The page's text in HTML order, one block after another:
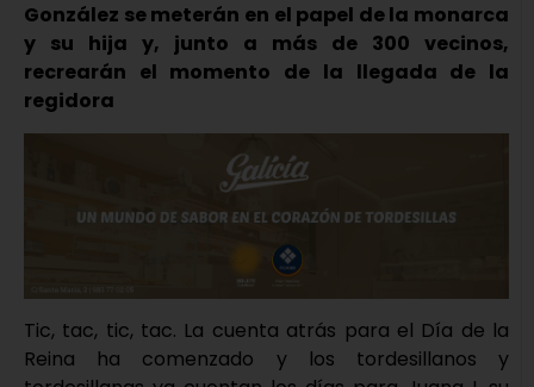
González se meterán en el papel de la monarca
y su hija y, junto a más de 300 vecinos,
recrearán el momento de la llegada de la
regidora
Tic, tac, tic, tac. La cuenta atrás para el Día de la
Reina ha comenzado y los tordesillanos y